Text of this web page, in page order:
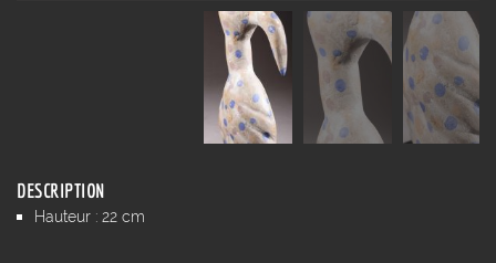
DESCRIPTION
Hauteur : 22 cm